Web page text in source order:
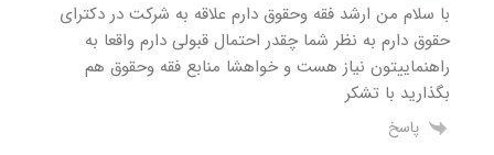
با سلام من ارشد فقه وحقوق دارم علاقه به شرکت در دکترای
حقوق دارم به نظر شما چقدر احتمال قبولی دارم واقعا به
راهنماییتون نیاز هست و خواهشا منابع فقه وحقوق هم
بگذارید با تشکر
پاسخ